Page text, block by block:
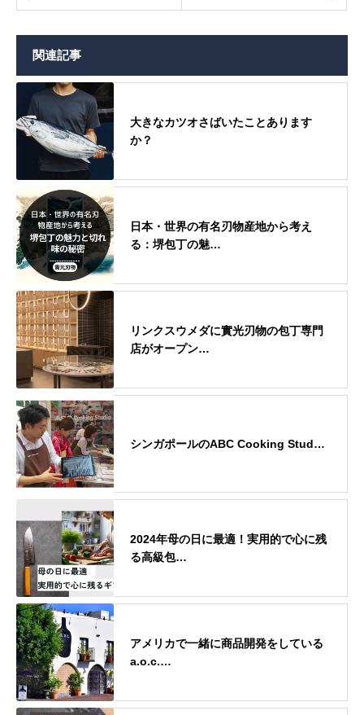
関連記事
大きなカツオさばいたことあります
か？
日本・世界の有名刃物産地から考え
る：堺包丁の魅…
リンクスウメダに實光刃物の包丁専門
店がオープン…
シンガポールのABC Cooking Stud…
2024年母の日に最適！実用的で心に残
る高級包…
アメリカで一緒に商品開発をしている
a.o.c.…